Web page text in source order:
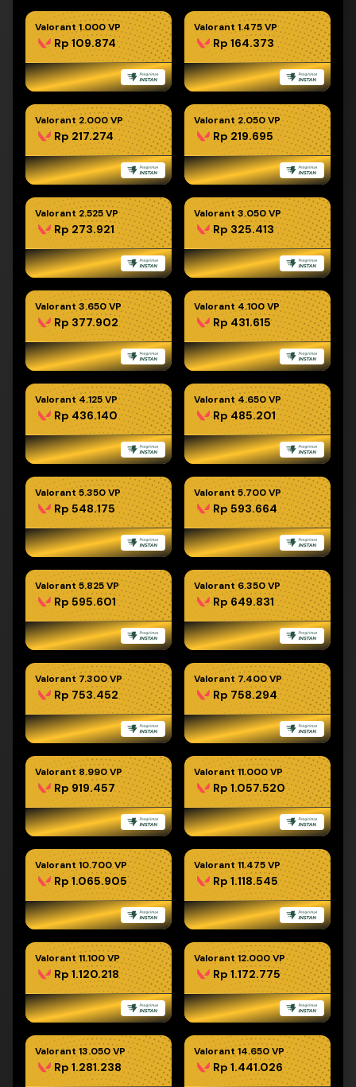
Valorant 1.000 VP
Rp 109.874
Valorant 1.475 VP
Rp 164.373
Valorant 2.000 VP
Rp 217.274
Valorant 2.050 VP
Rp 219.695
Valorant 2.525 VP
Rp 273.921
Valorant 3.050 VP
Rp 325.413
Valorant 3.650 VP
Rp 377.902
Valorant 4.100 VP
Rp 431.615
Valorant 4.125 VP
Rp 436.140
Valorant 4.650 VP
Rp 485.201
Valorant 5.350 VP
Rp 548.175
Valorant 5.700 VP
Rp 593.664
Valorant 5.825 VP
Rp 595.601
Valorant 6.350 VP
Rp 649.831
Valorant 7.300 VP
Rp 753.452
Valorant 7.400 VP
Rp 758.294
Valorant 8.990 VP
Rp 919.457
Valorant 11.000 VP
Rp 1.057.520
Valorant 10.700 VP
Rp 1.065.905
Valorant 11.475 VP
Rp 1.118.545
Valorant 11.100 VP
Rp 1.120.218
Valorant 12.000 VP
Rp 1.172.775
Valorant 13.050 VP
Rp 1.281.238
Valorant 14.650 VP
Rp 1.441.026